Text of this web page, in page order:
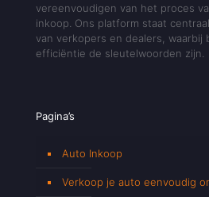
vereenvoudigen van het proces
inkoop. Ons platform staat
van verkopers en dealers, waarbij
efficiëntie de sleutelwoorden zijn.
Pagina’s
Auto Inkoop
Verkoop je auto eenvoudig